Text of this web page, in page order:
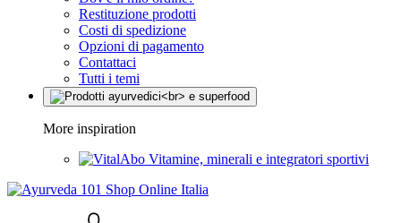
Restituzione prodotti
Costi di spedizione
Opzioni di pagamento
Contattaci
Tutti i temi
More inspiration
Vitamine, minerali e integratori sportivi